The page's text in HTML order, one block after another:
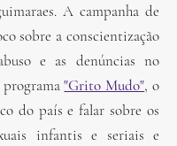
A campanha de
sobre a conscientização
e as denúncias no
"Grito Mudo", o
do país e falar sobre os
infantis e seriais e